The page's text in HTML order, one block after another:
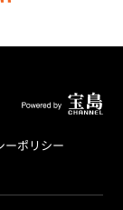
ーポリシー